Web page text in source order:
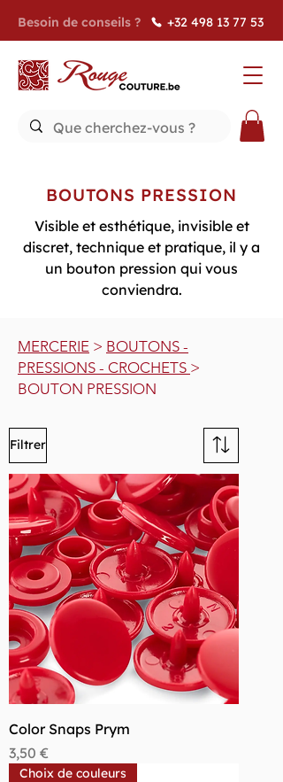
Besoin de conseils ? +32 498 13 77 53
BOUTONS PRESSION
Visible et esthétique, invisible et
discret, technique et pratique, il y a
un bouton pression qui vous
conviendra.
MERCERIE > BOUTONS -
PRESSIONS - CROCHETS >
BOUTON PRESSION
Filtrer
Color Snaps Prym
Prix
3,50 €
Choix de couleurs